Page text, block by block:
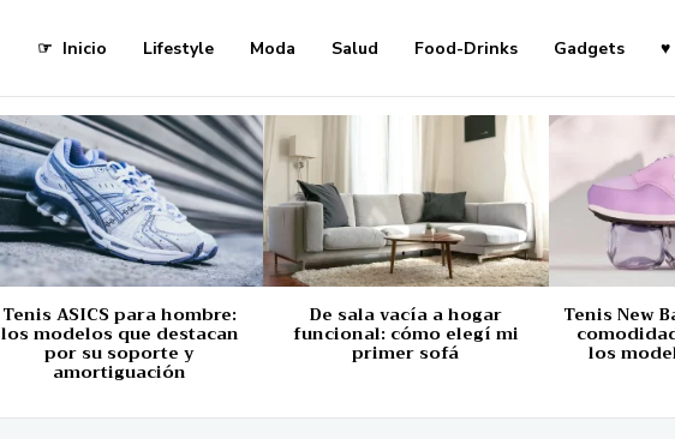
☞ Inicio Lifestyle Moda Salud Food-Drinks Gadgets ♥
Tenis ASICS para hombre:
los modelos que destacan
por su soporte y
amortiguación
De sala vacía a hogar
funcional: cómo elegí mi
primer sofá
Tenis New
los